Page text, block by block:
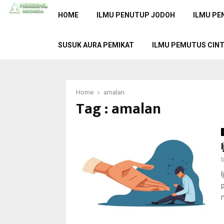
HOME ILMU PENUTUP JODOH ILMU
SUSUK AURA PEMIKAT ILMU PEMUTUS
Home amalan
Tag : amalan